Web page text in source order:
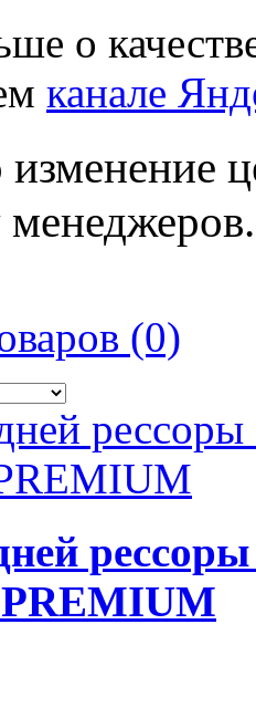
о
канале
менеджеров.
(0)